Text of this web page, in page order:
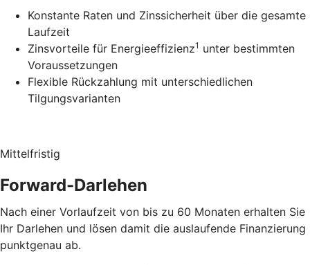
Konstante Raten und Zinssicherheit über die gesamte
Laufzeit
Zinsvorteile für Energieeffizienz1 unter bestimmten
Voraussetzungen
Flexible Rückzahlung mit unterschiedlichen
Tilgungsvarianten
Mittelfristig
Forward-Darlehen
Nach einer Vorlaufzeit von bis zu 60 Monaten erhalten Sie
Ihr Darlehen und lösen damit die auslaufende Finanzierung
punktgenau ab.